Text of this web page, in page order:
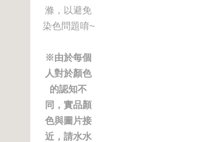
滌，以避免
染色問題唷~
※由於每個
人對於顏色
的認知不
同，實品顏
色與圖片接
近，請水水